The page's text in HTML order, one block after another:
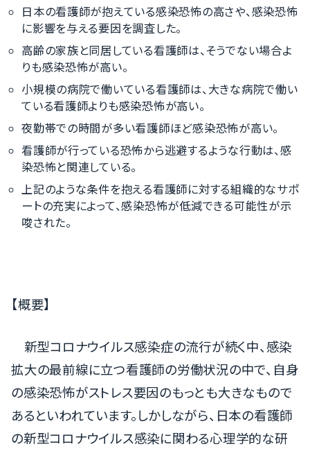
日本の看護師が抱えている感染恐怖の高さや、感染恐怖
に影響を与える要因を調査した。
高齢の家族と同居している看護師は、そうでない場合よ
りも感染恐怖が高い。
小規模の病院で働いている看護師は、大きな病院で働い
ている看護師よりも感染恐怖が高い。
夜勤帯での時間が多い看護師ほど感染恐怖が高い。
看護師が行っている恐怖から逃避するような行動は、感
染恐怖と関連している。
上記のような条件を抱える看護師に対する組織的なサポ
ートの充実によって、感染恐怖が低減できる可能性が示
唆された。
【概要】
新型コロナウイルス感染症の流行が続く中、感染
拡大の最前線に立つ看護師の労働状況の中で、自身
の感染恐怖がストレス要因のもっとも大きなもので
あるといわれています。しかしながら、日本の看護師
の新型コロナウイルス感染に関わる心理学的な研